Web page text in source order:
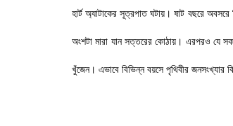
হার্ট অ্যাটাকের সূত্রপাত ঘটায়। ষাট বছরে
অংশটা মারা যান সত্তরের কোঠায়। এরপরও যে
খুঁজেন। এভাবে বিভিন্ন বয়সে পৃথিবীর জনসংখ্যার